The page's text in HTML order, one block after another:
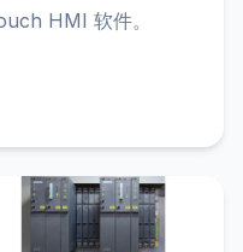
HMI 软件。